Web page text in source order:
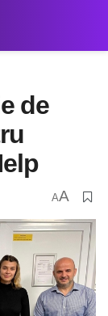
de
AA